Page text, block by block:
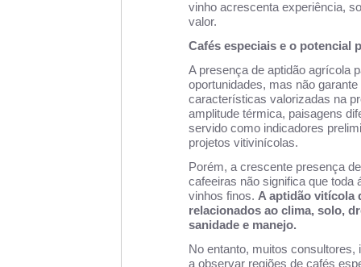
vinho acrescenta experiência,
valor.
Cafés especiais e o potencial
A presença de aptidão agrícola
oportunidades, mas não
características valorizadas na
amplitude térmica, paisagens
servido como indicadores
projetos vitivinícolas.
Porém, a crescente presença
cafeeiras não significa que toda
vinhos finos. A aptidão vitícola
relacionados ao clima, solo,
sanidade e manejo.
No entanto, muitos
a observar regiões de cafés